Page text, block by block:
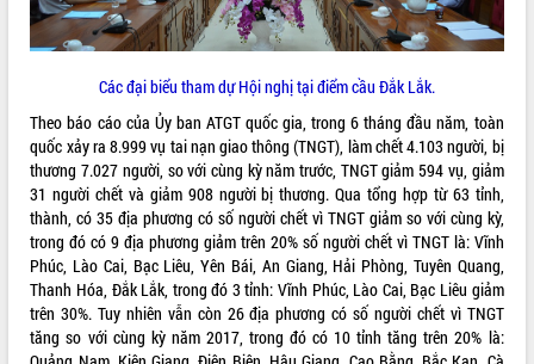
VIDEO
Các đại biểu tham dự Hội nghị tại điểm cầu Đắk Lắk.
Theo báo cáo của Ủy ban ATGT quốc gia, trong 6 tháng đầu năm, toàn
quốc xảy ra 8.999 vụ tai nạn giao thông (TNGT), làm chết 4.103 người, bị
thương 7.027 người, so với cùng kỳ năm trước, TNGT giảm 594 vụ, giảm
31 người chết và giảm 908 người bị thương. Qua tổng hợp từ 63 tỉnh,
thành, có 35 địa phương có số người chết vì TNGT giảm so với cùng kỳ,
trong đó có 9 địa phương giảm trên 20% số người chết vì TNGT là: Vĩnh
Phúc, Lào Cai, Bạc Liêu, Yên Bái, An Giang, Hải Phòng, Tuyên Quang,
Thanh Hóa, Đắk Lắk, trong đó 3 tỉnh: Vĩnh Phúc, Lào Cai, Bạc Liêu giảm
trên 30%. Tuy nhiên vẫn còn 26 địa phương có số người chết vì TNGT
tăng so với cùng kỳ năm 2017, trong đó có 10 tỉnh tăng trên 20% là: